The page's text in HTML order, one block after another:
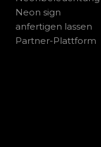
Neon sign
anfertigen lassen
Partner-Plattform